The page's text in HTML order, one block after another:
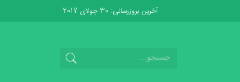
آخرین بروزرسانی: 30 جولای 2017